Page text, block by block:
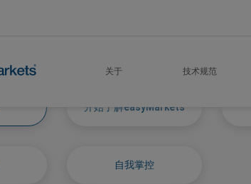
关于 技术规范
开始了解easyMarkets
自我掌控